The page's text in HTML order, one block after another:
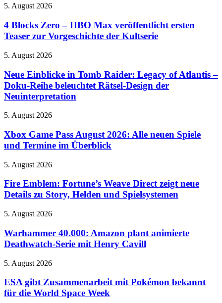
an
Switch
Spiele
sind
Stand
4
Zero
–
HBO
veröffentlicht
Teaser
zur
Vorgeschichte
Kultserie
5. August 2026
4 Blocks Zero – HBO Max veröffentlicht ersten
Teaser zur Vorgeschichte der Kultserie
Neue
in
Tomb
Raider:
Legacy
Atlantis
Doku-
Reihe
Rätsel-
Design
der
Neuinterpretation
5. August 2026
Neue Einblicke in Tomb Raider: Legacy of Atlantis –
Doku-Reihe beleuchtet Rätsel-Design der
Neuinterpretation
Xbox
Pass
August
2026:
neuen
und
Termine
Überblick
5. August 2026
Xbox Game Pass August 2026: Alle neuen Spiele
und Termine im Überblick
Fire
Fortune’s
Weave
Direct
neue
zu
Story,
und
5. August 2026
Fire Emblem: Fortune’s Weave Direct zeigt neue
Details zu Story, Helden und Spielsystemen
Warhammer
Amazon
plant
animierte
Serie
Henry
Cavill
5. August 2026
Warhammer 40.000: Amazon plant animierte
Deathwatch-Serie mit Henry Cavill
ESA
Zusammenarbeit
mit
Pokémon
5. August 2026
ESA gibt Zusammenarbeit mit Pokémon bekannt
für die World Space Week